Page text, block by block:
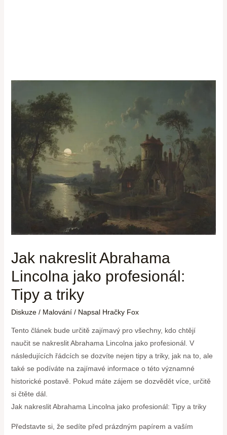
Jak nakreslit Abrahama
Lincolna jako profesionál:
Tipy a triky
Diskuze / Malování/ Napsal Hračky Fox
Tento článek bude určitě zajímavý pro všechny, kdo chtějí
naučit se nakreslit Abrahama Lincolna jako profesionál. V
následujících řádcích se dozvíte nejen tipy a triky, jak na to, ale
také se podíváte na zajímavé informace o této významné
historické postavě. Pokud máte zájem se dozvědět více, určitě
si čtěte dál.
Jak nakreslit Abrahama Lincolna jako profesionál: Tipy a triky
Představte si, že sedíte před prázdným papírem a vaším